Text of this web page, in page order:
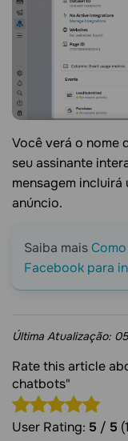
Você verá o nome
seu assinante
mensagem
anúncio.
Saiba mais
Facebook para
Última Atualização:
Rate this article
chatbots"
User Rating: 5 / 5